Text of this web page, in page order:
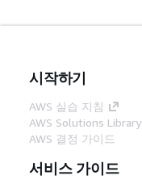
시작하기
AWS 실습 지침
AWS Solutions Library
AWS 결정 가이드
서비스 가이드